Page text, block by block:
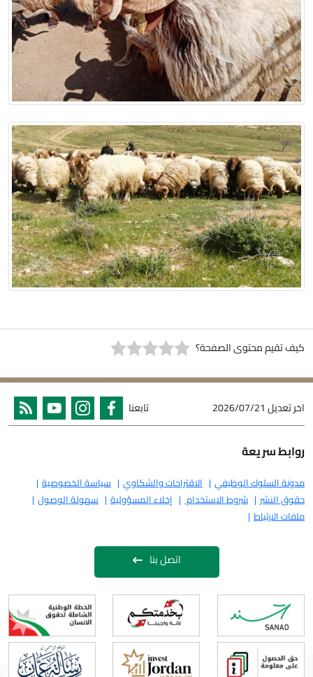
كيف تقيم محتوى الصفحة؟
اخر تعديل2026/07/21 تابعنا
روابط سريعة
مدونة السلوك الوظيفي الاقتراحات والشكاوي
سياسة الخصوصية
حقوق النشر
شروط الاستخدام إخلاء المسؤولية
سهولة الوصول
ملفات الارتباط
اتصل بنا